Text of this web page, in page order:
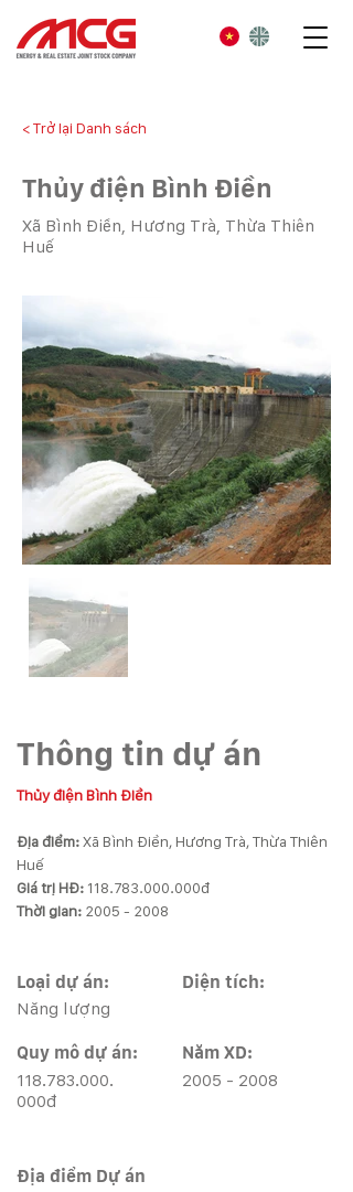
< Trở lại Danh sách
Thủy điện Bình Điền
Xã Bình Điền, Hương Trà, Thừa Thiên
Huế
Thông tin dự án
Thủy điện Bình Điền
Địa điểm: Xã Bình Điền, Hương Trà, Thừa Thiên
Giá trị HĐ: 118.783.000.000đ
Thời gian: 2005 - 2008
Loại dự án:
Năng lượng
Quy mô dự án:
118.783.000.
000đ
Diện tích:
Năm XD:
2005 - 2008
Địa điểm Dự án